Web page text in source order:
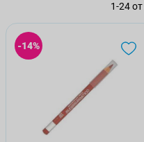
1-24от
-14%